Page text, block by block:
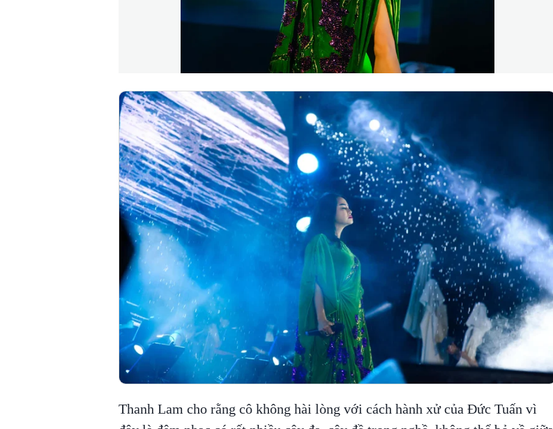
Thanh Lam cho rằng cô không hài lòng với cách hành xử của Đức Tuấn vì